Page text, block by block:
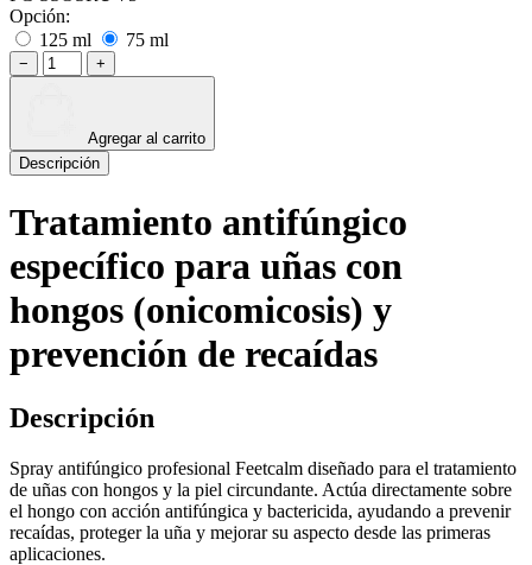
Opción:
125 ml
75 ml
− +
Agregar al carrito
Descripción
Tratamiento antifúngico
específico para uñas con
hongos (onicomicosis) y
prevención de recaídas
Descripción
Spray antifúngico profesional Feetcalm diseñado para el tratamiento
de uñas con hongos y la piel circundante. Actúa directamente sobre
el hongo con acción antifúngica y bactericida, ayudando a prevenir
recaídas, proteger la uña y mejorar su aspecto desde las primeras
aplicaciones.